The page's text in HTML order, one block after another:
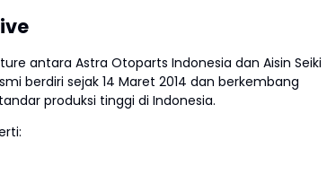
antara Astra Otoparts Indonesia dan Aisin Seiki
berdiri sejak 14 Maret 2014 dan berkembang
produksi tinggi di Indonesia.